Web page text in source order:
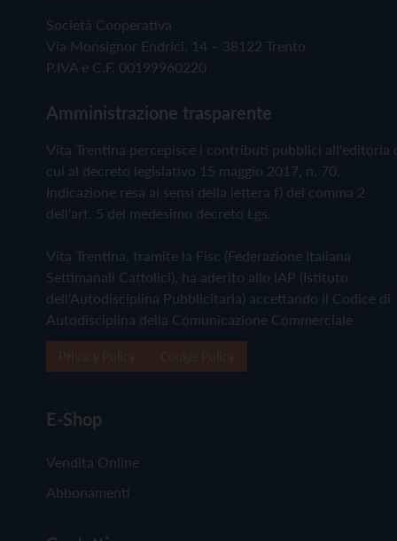
Società Cooperativa
Via Monsignor Endrici, 14 – 38122 Trento
P.IVA e C.F. 00199960220
Amministrazione trasparente
Vita Trentina percepisce i contributi pubblici all'editoria
cui al decreto legislativo 15 maggio 2017, n. 70.
Indicazione resa ai sensi della lettera f) del comma 2
dell'art. 5 del medesimo decreto Lgs.
Vita Trentina, tramite la Fisc (Federazione Italiana
Settimanali Cattolici), ha aderito allo IAP (Istituto
dell'Autodisciplina Pubblicitaria) accettando il Codice di
Autodisciplina della Comunicazione Commerciale
E-Shop
Vendita Online
Abbonamenti